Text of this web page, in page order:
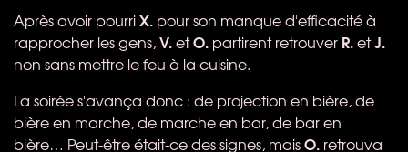
Après avoir pourriX. pour son manque d'efficacité à
rapprocher les gens,V.etO. partirent retrouver R.etJ.
non sans mettre le feu à la cuisine.
La soirée s'avança donc : de projection en bière, de
bière en marche, de marche en bar, de bar en
bière… Peut-être était-ce des signes, maisO. retrouva